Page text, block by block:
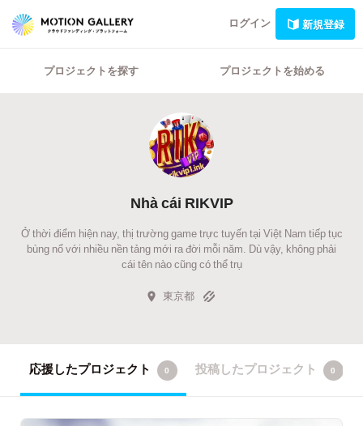
ログイン 新規登録
プロジェクトを探す プロジェクトを始める
Nhà cái RIKVIP
Ở thời điểm hiện nay, thị trường game trực tuyến tại Việt Nam tiếp tục
bùng nổ với nhiều nền tảng mới ra đời mỗi năm. Dù vậy, không phải
cái tên nào cũng có thể trụ
東京都
応援したプロジェクト 0 投稿したプロジェクト 0